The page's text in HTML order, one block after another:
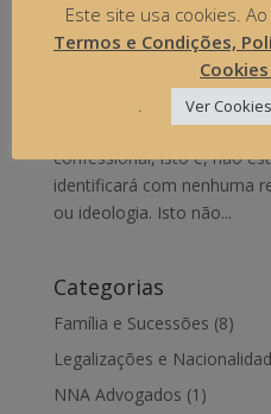
byNúbia Alves|Outros
A Constituição portuguesa
aprender e ensinar, mas
perentoriamente que o
confessional, isto é, não
identificará com nenhuma
ou ideologia. Isto não...
Categorias
Família e Sucessões (8)
Legalizações e
NNA Advogados (1)
Este site usa cookies.
Termos e Condições,
Cookies
.
Ver Cookies